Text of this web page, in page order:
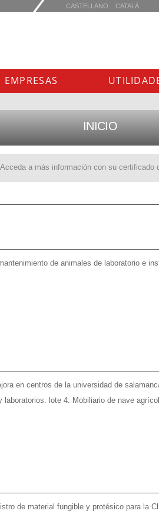
Acceda a más información con su certificado
EMPRESAS
INICIO
de animales de laboratorio e
en centros de la universidad de
lote 4: Mobiliario de nave
de material fungible y protésico para la